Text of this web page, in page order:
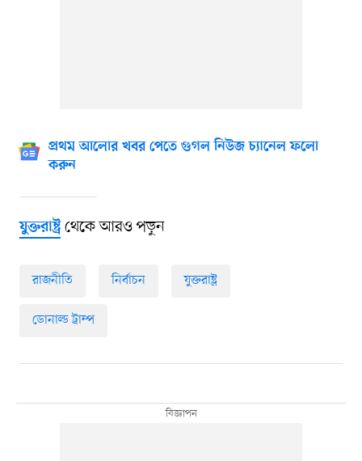
প্রথম আলোর খবর পেতে গুগল নিউজ চ্যানেল ফলো
করুন
যুক্তরাষ্ট্রথেকে আরও পড়ুন
রাজনীতি নির্বাচন যুক্তরাষ্ট্র
ডোনাল্ড ট্রাম্প